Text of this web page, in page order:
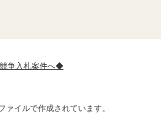
争入札案件へ◆
イルで作成されています。